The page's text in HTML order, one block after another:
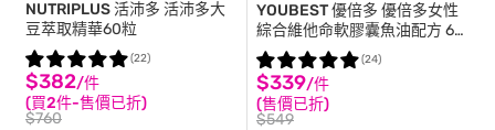
NUTRIPLUS 活沛多 活沛多大
豆萃取精華60粒
$382/件
(買2件-售價已折)
$760
(22)
YOUBEST 優倍多 優倍多女性
綜合維他命軟膠囊魚油配方 60
粒
$339/件
(售價已折)
$549
(24)